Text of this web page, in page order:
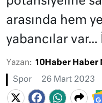
arasında hem
yabancılar
Yazan: 10Haber Haber
Spor 26 Mart 2023